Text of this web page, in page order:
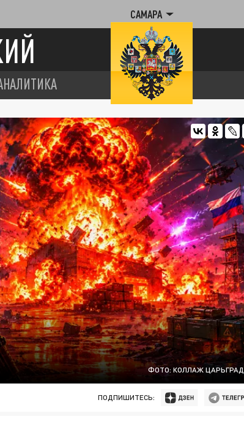
САМАРА
ФОТО: КОЛЛАЖ
ПОДПИШИТЕСЬ: